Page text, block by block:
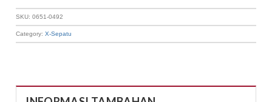
SKU:0651-0492
Category:X-Sepatu